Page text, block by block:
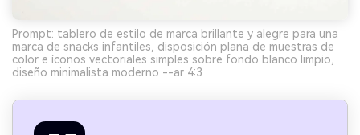
Prompt: tablero de estilo de marca brillante y alegre para una
marca de snacks infantiles, disposición plana de muestras de
color e íconos vectoriales simples sobre fondo blanco limpio,
diseño minimalista moderno --ar 4:3